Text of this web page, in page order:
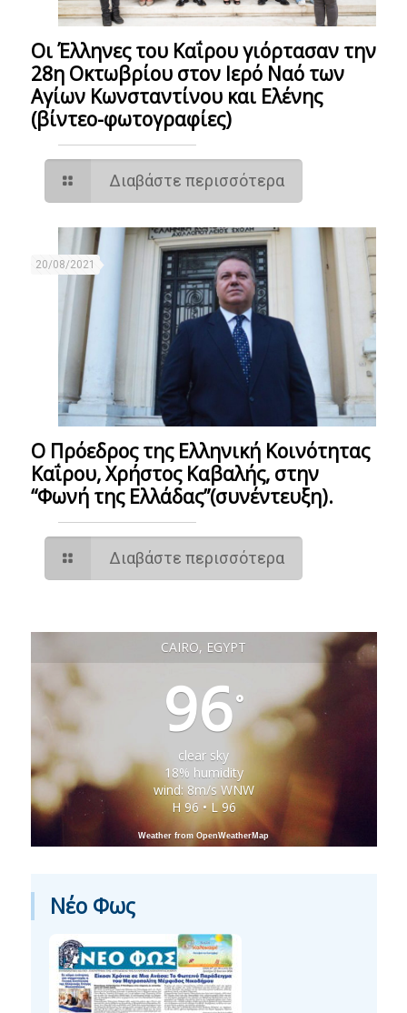
Οι Έλληνες του Καΐρου γιόρτασαν την
28η Οκτωβρίου στον Ιερό Ναό των
Αγίων Κωνσταντίνου και Ελένης
(βίντεο-φωτογραφίες)
Διαβάστε περισσότερα
20/08/2021
Ο Πρόεδρος της Ελληνική Κοινότητας
Καΐρου, Χρήστος Καβαλής, στην
“Φωνή της Ελλάδας”(συνέντευξη).
Διαβάστε περισσότερα
CAIRO, EGYPT
96°
clear sky
18% humidity
wind: 8m/s WNW
H 96 • L 96
Weather from OpenWeatherMap
Νέο Φως